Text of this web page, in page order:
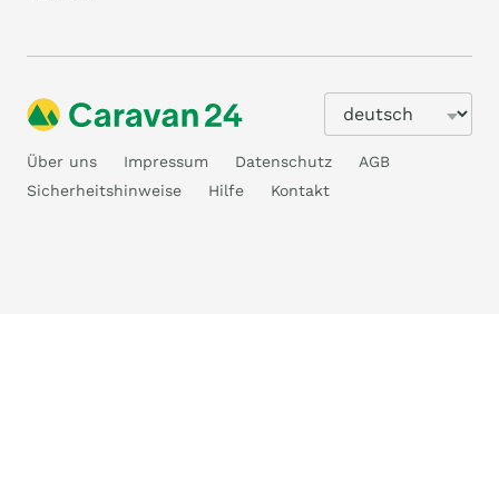
Über uns Impressum Datenschutz
AGB
Sicherheitshinweise
Hilfe Kontakt